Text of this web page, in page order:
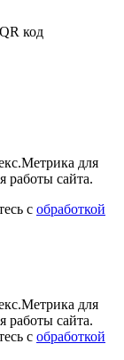
код
для
работы сайта.
с обработкой
для
работы сайта.
с обработкой